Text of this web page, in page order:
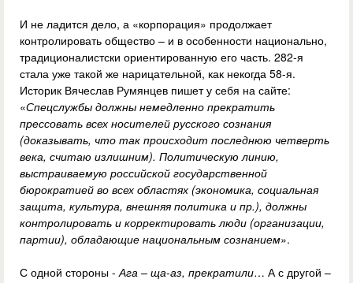
И не ладится дело, а «корпорация» продолжает
контролировать общество – и в особенности национально,
традиционалистски ориентированную его часть. 282-я
стала уже такой же нарицательной, как некогда 58-я.
Историк Вячеслав Румянцев пишет у себя на сайте:
«Спецслужбы должны немедленно прекратить
прессовать всех носителей русского сознания
(доказывать, что так происходит последнюю четверть
века, считаю излишним). Политическую линию,
выстраиваемую российской государственной
бюрократией во всех областях (экономика, социальная
защита, культура, внешняя политика и пр.), должны
контролировать и корректировать люди (организации,
партии), обладающие национальным сознанием».
С одной стороны -Ага – ща-аз, прекратили… А с другой –